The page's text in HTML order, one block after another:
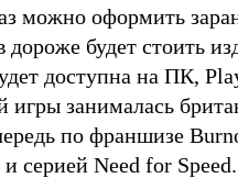
можно оформить
дороже будет стоить
доступна на ПК,
игры занималась
по франшизе
серией Need for